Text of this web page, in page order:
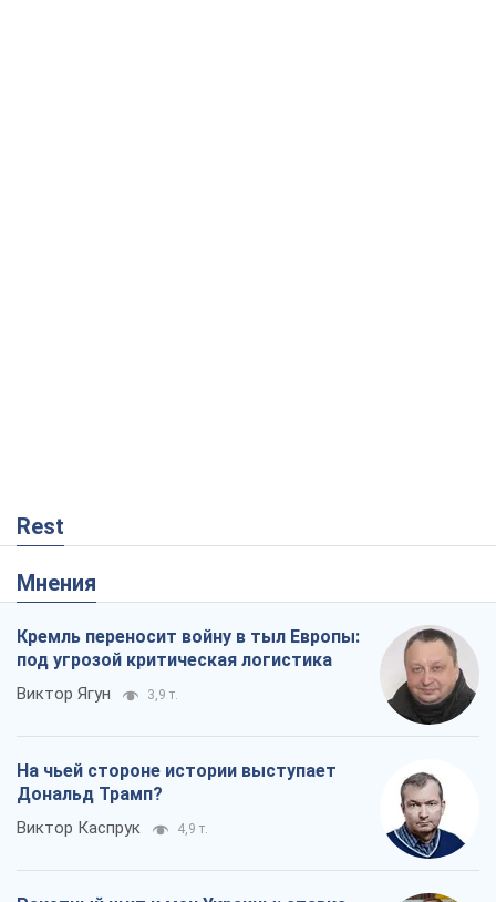
Rest
Мнения
Кремль переносит войну в тыл Европы:
под угрозой критическая логистика
Виктор Ягун 3,9 т.
На чьей стороне истории выступает
Дональд Трамп?
Виктор Каспрук 4,9 т.